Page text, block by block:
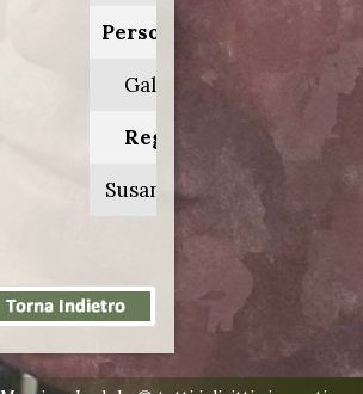
Personaggio:
Galloway
Regia di:
Susanne Bier